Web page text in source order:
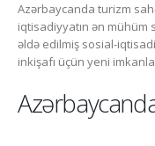
Azərbaycanda turizm
iqtisadiyyatın ən mühüm
əldə edilmiş sosial-
inkişafı üçün yeni